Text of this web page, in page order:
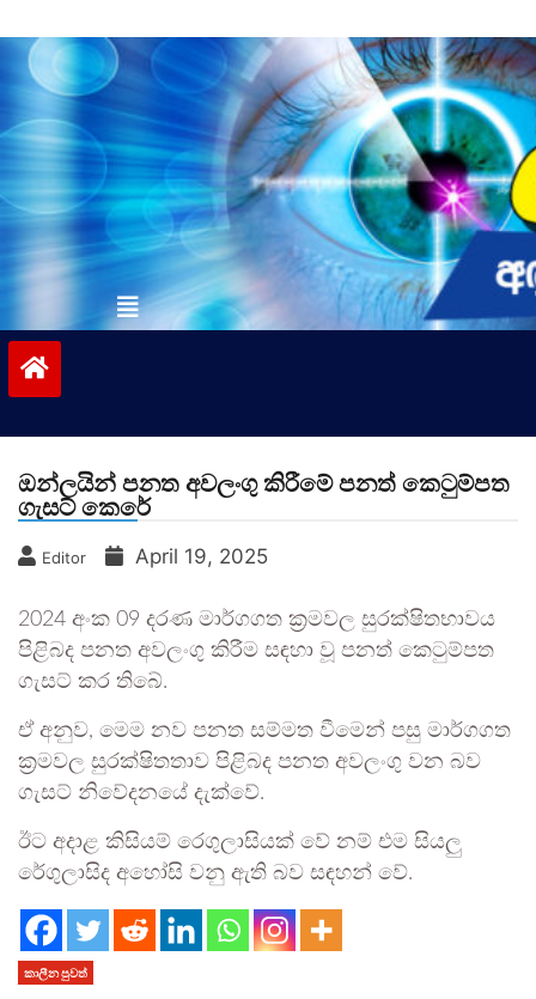
to
contentvinivida.lk
ඔන්ලයින් පනත අවලංගු කිරීමේ පනත් කෙටුම්පත
ගැසට් කෙරේ
Editor April 19, 2025
2024 අංක 09 දරණ මාර්ගගත ක්‍රමවල සුරක්ෂිතභාවය
පිළිබද පනත අවලංගු කිරීම සඳහා වූ පනත් කෙටුම්පත
ගැසට් කර තිබේ.
ඒ අනුව, මෙම නව පනත සම්මත වීමෙන් පසු මාර්ගගත
ක්‍රමවල සුරක්ෂිතතාව පිළිබද පනත අවලංගු වන බව
ගැසට් නිවේදනයේ දැක්වේ.
ඊට අදාළ කිසියම් රෙගුලාසියක් වේ නම් එම සියලු
රේගුලාසිද අහෝසි වනු ඇති බව සඳහන් වේ.
කාලීන පුවත්